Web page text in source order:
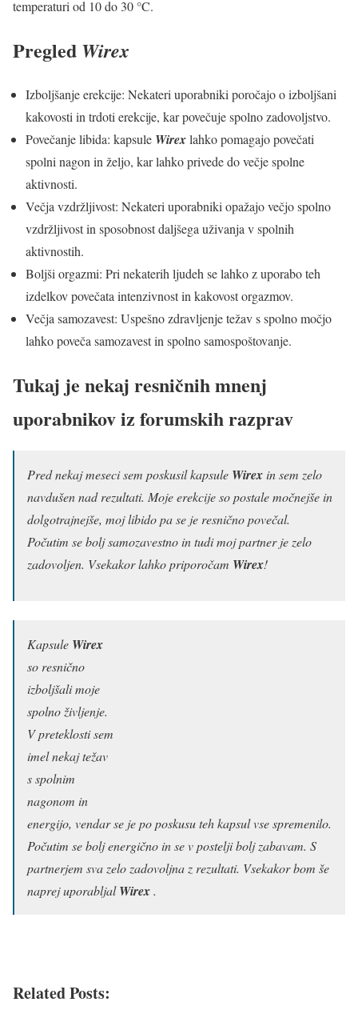
temperaturi od 10 do 30 °C.
Pregled Wirex
Izboljšanje erekcije: Nekateri uporabniki poročajo o izboljšani
kakovosti in trdoti erekcije, kar povečuje spolno zadovoljstvo.
Povečanje libida: kapsule Wirexlahko pomagajo povečati
spolni nagon in željo, kar lahko privede do večje spolne
aktivnosti.
Večja vzdržljivost: Nekateri uporabniki opažajo večjo spolno
vzdržljivost in sposobnost daljšega uživanja v spolnih
aktivnostih.
Boljši orgazmi: Pri nekaterih ljudeh se lahko z uporabo teh
izdelkov povečata intenzivnost in kakovost orgazmov.
Večja samozavest: Uspešno zdravljenje težav s spolno močjo
lahko poveča samozavest in spolno samospoštovanje.
Tukaj je nekaj resničnih mnenj
uporabnikov iz forumskih razprav
Pred nekaj meseci sem poskusil kapsule Wirex in sem zelo
navdušen nad rezultati. Moje erekcije so postale močnejše in
dolgotrajnejše, moj libido pa se je resnično povečal.
Počutim se bolj samozavestno in tudi moj partner je zelo
zadovoljen. Vsekakor lahko priporočam Wirex!
Kapsule Wirex
so resnično
izboljšali moje
spolno življenje.
V preteklosti sem
imel nekaj težav
s spolnim
nagonom in
energijo, vendar se je po poskusu teh kapsul vse spremenilo.
Počutim se bolj energično in se v postelji bolj zabavam. S
partnerjem sva zelo zadovoljna z rezultati. Vsekakor bom še
naprej uporabljalWirex.
Related Posts: